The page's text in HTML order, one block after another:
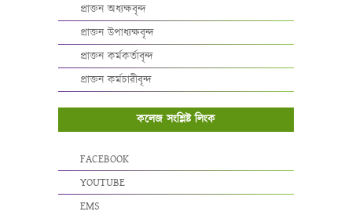
প্রাক্তন অধ্যক্ষবৃন্দ
প্রাক্তন উপাধ্যক্ষবৃন্দ
প্রাক্তন কর্মকর্তাবৃন্দ
প্রাক্তন কর্মচারীবৃন্দ
কলেজ সংশ্লিষ্ট লিংক
FACEBOOK
YOUTUBE
EMS